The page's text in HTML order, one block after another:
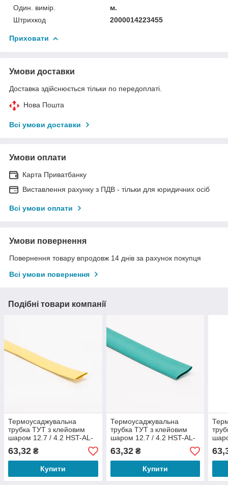
Один. вимір.
м.
Штрихкод
2000014223455
Приховати
Умови доставки
Доставка здійснюється тільки по передоплаті.
Нова Пошта
Всі умови доставки
Умови оплати
Карта Приватбанку
Виставлення рахунку з ПДВ - тільки для юридичних осіб
Всі умови оплати
Умови повернення
Повернення товару впродовж 14 днів за рахунок покупця
Всі умови повернення
Подібні товари компанії
Термоусаджувальна
трубка ТУТ з клейовим
шаром 12.7 / 4.2 HST-AL-
3-1
63,32 ₴
Купити
Термоусаджувальна
трубка ТУТ з клейовим
шаром 12.7 / 4.2 HST-AL-
3-1
63,32₴
Купити
3-1